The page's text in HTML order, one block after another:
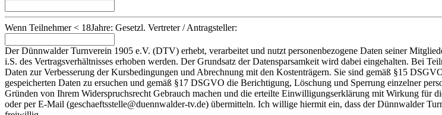
Wenn Teilnehmer < 18Jahre: Gesetzl. Vertreter / Antragsteller:
Der Dünnwalder Turnverein 1905 e.V. (DTV) erhebt, verarbeitet und nutzt personenbezogene Daten seiner
i.S. des Vertragsverhältnisses erhoben werden. Der Grundsatz der Datensparsamkeit wird dabei eingehalten. Bei
Daten zur Verbesserung der Kursbedingungen und Abrechnung mit den Kostenträgern. Sie sind gemäß §15
gespeicherten Daten zu ersuchen und gemäß §17 DSGVO die Berichtigung, Löschung und Sperrung einzelner
Gründen von Ihrem Widerspruchsrecht Gebrauch machen und die erteilte Einwilligungserklärung mit Wirkung für
oder per E-Mail (geschaeftsstelle@duennwalder-tv.de) übermitteln. Ich willige hiermit ein, dass der Dünnwalder